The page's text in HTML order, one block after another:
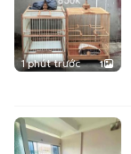
1 phút trước 1